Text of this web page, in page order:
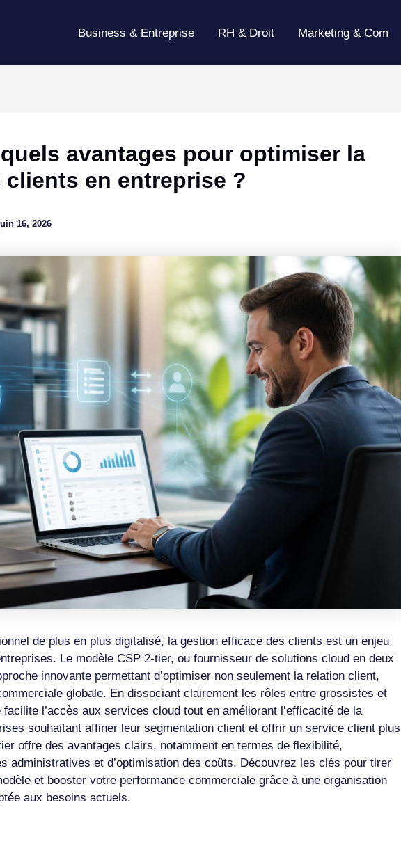
Business & Entreprise RH & Droit Marketing & Com
avantages pour optimiser la
en entreprise ?
16, 2026
de plus en plus digitalisé, la gestion efficace des clients est un enjeu
Le modèle CSP 2-tier, ou fournisseur de solutions cloud en deux
innovante permettant d’optimiser non seulement la relation client,
globale. En dissociant clairement les rôles entre grossistes et
l’accès aux services cloud tout en améliorant l’efficacité de la
souhaitant affiner leur segmentation client et offrir un service client plus
offre des avantages clairs, notamment en termes de flexibilité,
administratives et d’optimisation des coûts. Découvrez les clés pour tirer
et booster votre performance commerciale grâce à une organisation
aux besoins actuels.